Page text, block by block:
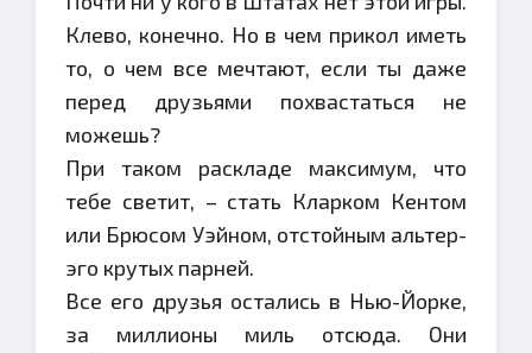
Клево, конечно. Но в чем прикол иметь
то, о чем все мечтают, если ты даже
перед друзьями похвастаться не
можешь?
При таком раскладе максимум, что
тебе светит, – стать Кларком Кентом
или Брюсом Уэйном, отстойным альтер-
эго крутых парней.
Все его друзья остались в Нью-Йорке,
за миллионы миль отсюда. Они